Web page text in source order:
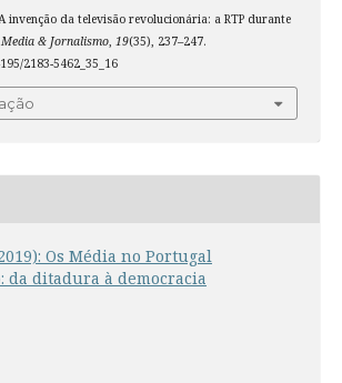
invenção da televisão revolucionária: a RTP durante
Media & Jornalismo, 19(35), 237–247.
2183-5462_35_16
Os Média no Portugal
da ditadura à democracia